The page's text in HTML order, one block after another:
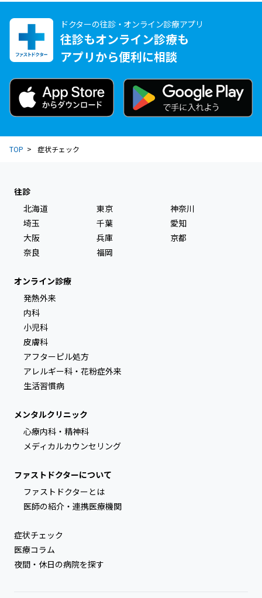
ドクターの往診・オンライン診療アプリ
往診もオンライン診療も
アプリから便利に相談
TOP 症状チェック
往診
北海道
東京
神奈川
埼玉
千葉
愛知
大阪
兵庫
京都
奈良
福岡
オンライン診療
発熱外来
内科
小児科
皮膚科
アフターピル処方
アレルギー科・花粉症外来
生活習慣病
メンタルクリニック
心療内科・精神科
メディカルカウンセリング
ファストドクターについて
ファストドクターとは
医師の紹介・連携医療機関
症状チェック
医療コラム
夜間・休日の病院を探す